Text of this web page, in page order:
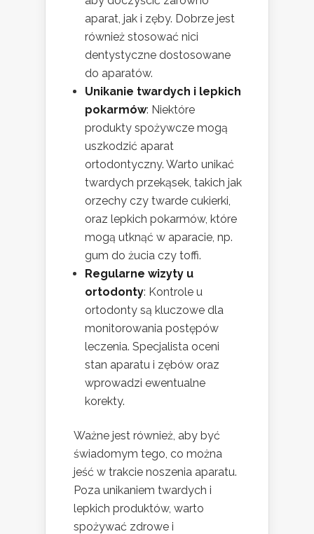
aparat, jak i zęby. Dobrze jest
również stosować nici
dentystyczne dostosowane
do aparatów.
Unikanie twardych i lepkich
pokarmów: Niektóre
produkty spożywcze mogą
uszkodzić aparat
ortodontyczny. Warto unikać
twardych przekąsek, takich jak
orzechy czy twarde cukierki,
oraz lepkich pokarmów, które
mogą utknąć w aparacie, np.
gum do żucia czy toffi.
Regularne wizyty u
ortodonty: Kontrole u
ortodonty są kluczowe dla
monitorowania postępów
leczenia. Specjalista oceni
stan aparatu i zębów oraz
wprowadzi ewentualne
korekty.
Ważne jest również, aby być
świadomym tego, co można
jeść w trakcie noszenia aparatu.
Poza unikaniem twardych i
lepkich produktów, warto
spożywać zdrowe i